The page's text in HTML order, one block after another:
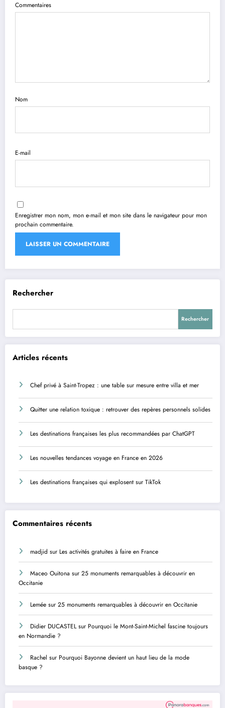
Commentaires
Nom
E-mail
Enregistrer mon nom, mon e-mail et mon site dans le navigateur pour mon
prochain commentaire.
Rechercher
Rechercher
Articles récents
Chef privé à Saint-Tropez : une table sur mesure entre villa et mer
Quitter une relation toxique : retrouver des repères personnels solides
Les destinations françaises les plus recommandées par ChatGPT
Les nouvelles tendances voyage en France en 2026
Les destinations françaises qui explosent sur TikTok
Commentaires récents
madjid sur Les activités gratuites à faire en France
Maceo Ouitona sur 25 monuments remarquables à découvrir en
Occitanie
Lemée sur 25 monuments remarquables à découvrir en Occitanie
Didier DUCASTELsur Pourquoi le Mont-Saint-Michel fascine toujours
en Normandie ?
Rachel sur Pourquoi Bayonne devient un haut lieu de la mode
basque ?